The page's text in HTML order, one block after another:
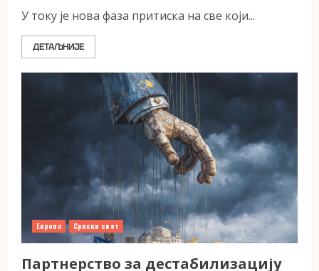
У току је нова фаза притиска на све који...
ДЕТАЉНИЈЕ
Европа Српски свет
Партнерство за дестабилизацију